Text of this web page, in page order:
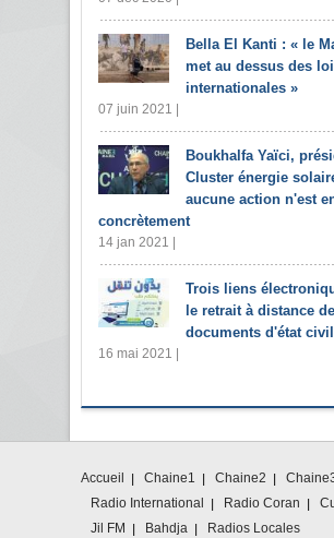
Bella El Kanti : « le
met au dessus des
internationales »
07 juin 2021 |
Boukhalfa Yaïci,
Cluster énergie
aucune action n'est
concrètement
14 jan 2021 |
Trois liens
le retrait à distance
documents d'état civil
16 mai 2021 |
Accueil Chaine1 Chaine2
Radio International
Radio Coran
Jil FM
Bahdja Radios Locales